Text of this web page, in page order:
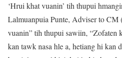
‘Hrui khat vuanin’ tih thupui
Lalmuanpuia Punte, Adviser to CM
vuanin” tih thupui sawiin, “Zofaten
kan tawk nasa hle a, hetiang hi kan